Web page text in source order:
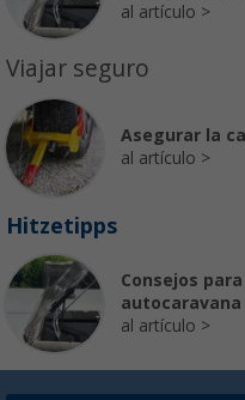
al artículo
Viajar seguro
Asegurar la
al artículo
Hitzetipps
Consejos
autocaravana
al artículo